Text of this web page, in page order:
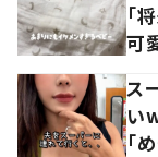
「
可
ス
い
「